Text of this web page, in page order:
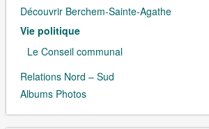
Découvrir Berchem-Sainte-Agathe
Vie politique
Le Conseil communal
Relations Nord – Sud
Albums Photos